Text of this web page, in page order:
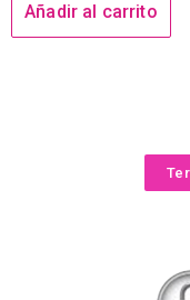
Añadir al carrito